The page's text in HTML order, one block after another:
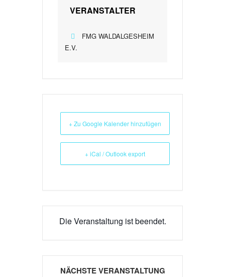
VERANSTALTER
FMG WALDALGESHEIM
E.V.
+ Zu Google Kalender hinzufügen
+ iCal / Outlook export
Die Veranstaltung ist beendet.
NÄCHSTE VERANSTALTUNG